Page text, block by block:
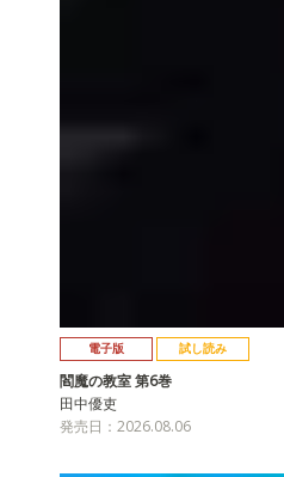
電子版 試し読み
閻魔の教室 第6巻
田中優吏
発売日：2026.08.06